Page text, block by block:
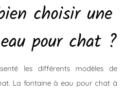
choisir une
pour chat ?
les différents modèles de
La fontaine à eau pour chat à